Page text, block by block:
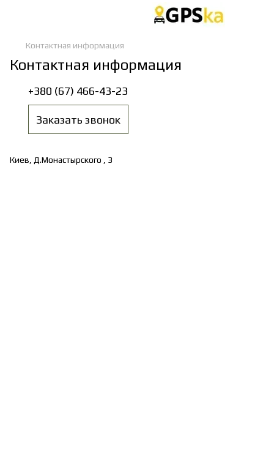
Контактная информация
Контактная информация
+380 (67) 466-43-23
Заказать звонок
Киев, Д.Монастырского , 3